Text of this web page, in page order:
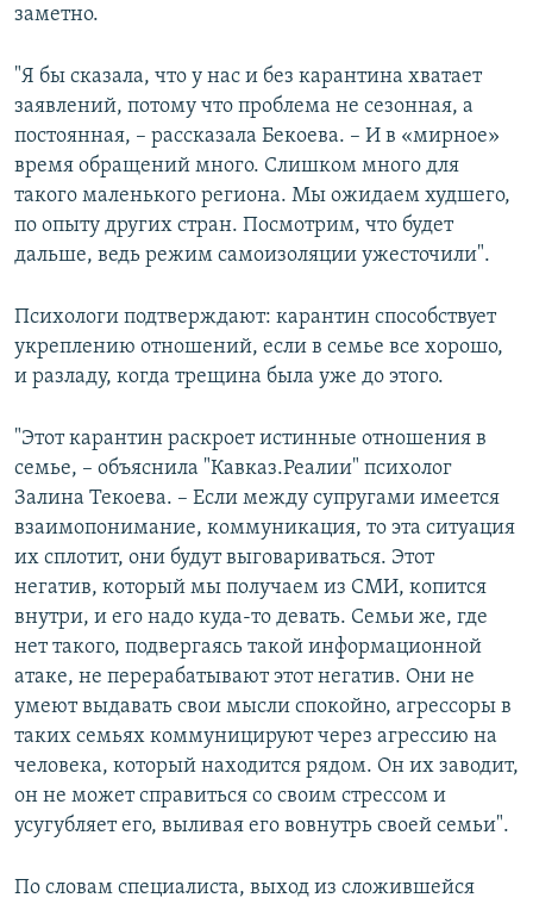
заметно.
"Я бы сказала, что у нас и без карантина хватает
заявлений, потому что проблема не сезонная, а
постоянная, – рассказала Бекоева. – И в «мирное»
время обращений много. Слишком много для
такого маленького региона. Мы ожидаем худшего,
по опыту других стран. Посмотрим, что будет
дальше, ведь режим самоизоляции ужесточили".
Психологи подтверждают: карантин способствует
укреплению отношений, если в семье все хорошо,
и разладу, когда трещина была уже до этого.
"Этот карантин раскроет истинные отношения в
семье, – объяснила "Кавказ.Реалии" психолог
Залина Текоева. – Если между супругами имеется
взаимопонимание, коммуникация, то эта ситуация
их сплотит, они будут выговариваться. Этот
негатив, который мы получаем из СМИ, копится
внутри, и его надо куда-то девать. Семьи же, где
нет такого, подвергаясь такой информационной
атаке, не перерабатывают этот негатив. Они не
умеют выдавать свои мысли спокойно, агрессоры в
таких семьях коммуницируют через агрессию на
человека, который находится рядом. Он их заводит,
он не может справиться со своим стрессом и
усугубляет его, выливая его вовнутрь своей семьи".
По словам специалиста, выход из сложившейся